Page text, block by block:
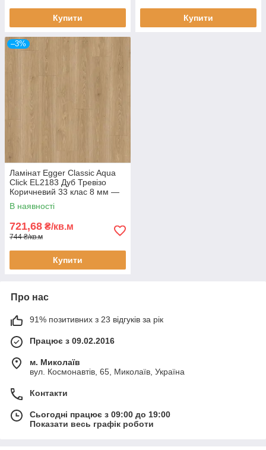
Купити Купити
–3%
Ламінат Egger Classic Aqua
Click EL2183 Дуб Тревізо
Коричневий 33 клас 8 мм —
вологостійкий ламінат 24
години, фаска 4V
В наявності
721,68 ₴/кв.м
744 ₴/кв.м
Купити
Про нас
91% позитивних з 23 відгуків за рік
Працює з 09.02.2016
м. Миколаїв
вул. Космонавтів, 65, Миколаїв, Україна
Контакти
Сьогодні працює з 09:00 до 19:00
Показати весь графік роботи